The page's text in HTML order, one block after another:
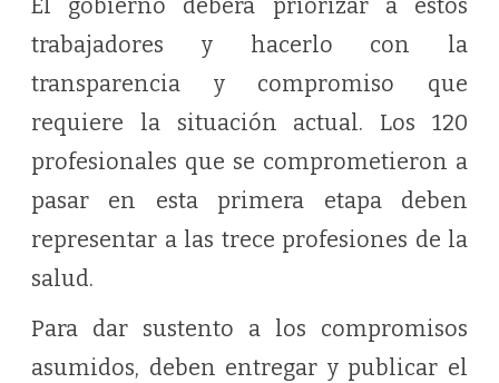
El gobierno deberá priorizar a estos
trabajadores y hacerlo con la
transparencia y compromiso que
requiere la situación actual. Los 120
profesionales que se comprometieron a
pasar en esta primera etapa deben
representar a las trece profesiones de la
salud.
Para dar sustento a los compromisos
asumidos, deben entregar y publicar el